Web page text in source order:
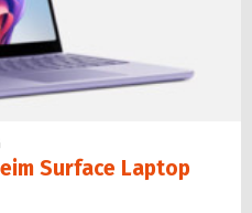
Surface Laptop